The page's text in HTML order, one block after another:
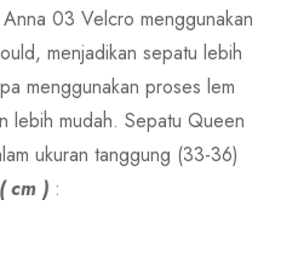
03 Velcro menggunakan
menjadikan sepatu lebih
menggunakan proses lem
lebih mudah. Sepatu Queen
ukuran tanggung (33-36)
cm ) :